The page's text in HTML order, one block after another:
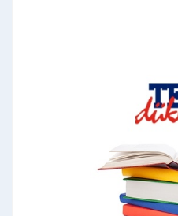
BARDAK ALTLIĞI &
BLOKNOT & DEFTER